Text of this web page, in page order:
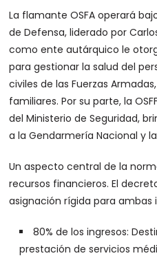
La flamante OSFA operará
de Defensa, liderado por
como ente autárquico le
para gestionar la salud del
civiles de las Fuerzas
familiares. Por su parte, la
del Ministerio de Seguridad,
a la Gendarmería Nacional y
Un aspecto central de la
recursos financieros. El
asignación rígida para ambas
80% de los ingresos:
prestación de servicios